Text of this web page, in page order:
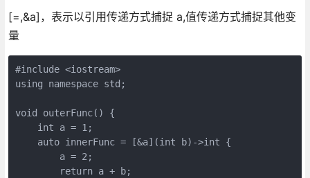
[=,&a]，表示以引用传递方式捕捉 a,值传递方式捕捉其他变
量
#include <iostream>
using namespace std;
void outerFunc() {
    int a = 1;
    auto innerFunc = [&a](int b)->int {
        a = 2;
        return a + b;